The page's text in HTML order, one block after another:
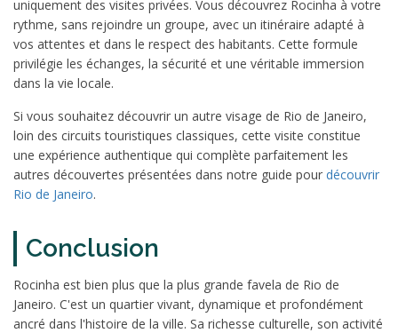
uniquement des visites privées. Vous découvrez Rocinha à votre
rythme, sans rejoindre un groupe, avec un itinéraire adapté à
vos attentes et dans le respect des habitants. Cette formule
privilégie les échanges, la sécurité et une véritable immersion
dans la vie locale.
Si vous souhaitez découvrir un autre visage de Rio de Janeiro,
loin des circuits touristiques classiques, cette visite constitue
une expérience authentique qui complète parfaitement les
autres découvertes présentées dans notre guide pour découvrir
Rio de Janeiro.
Conclusion
Rocinha est bien plus que la plus grande favela de Rio de
Janeiro. C'est un quartier vivant, dynamique et profondément
ancré dans l'histoire de la ville. Sa richesse culturelle, son activité